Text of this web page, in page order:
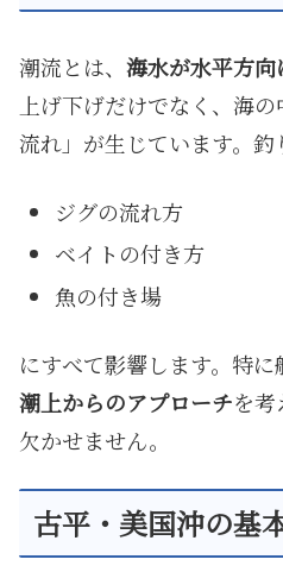
潮流とは、 海水が水平方向
上げ下げだけでなく、海
流れ」が生じています。釣
ジグの流れ方
ベイトの付き方
魚の付き場
にすべて影響します。特に
潮上からのアプローチを
欠かせません。
古平・美国沖の基